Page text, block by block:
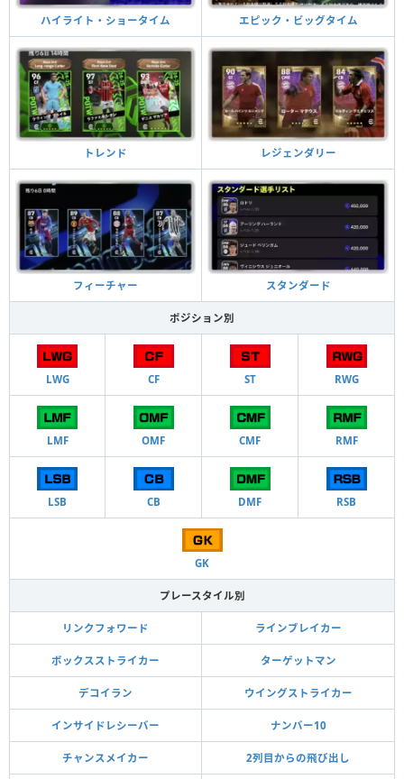
ハイライト・ショータイム エピック・ビッグタイム
トレンド レジェンダリー
フィーチャー スタンダード
ポジション別
LWG CF ST RWG
LMF OMF CMF RMF
LSB CB DMF RSB
GK
プレースタイル別
リンクフォワード ラインブレイカー
ボックスストライカー ターゲットマン
デコイラン ウイングストライカー
インサイドレシーバー ナンバー10
チャンスメイカー 2列目からの飛び出し